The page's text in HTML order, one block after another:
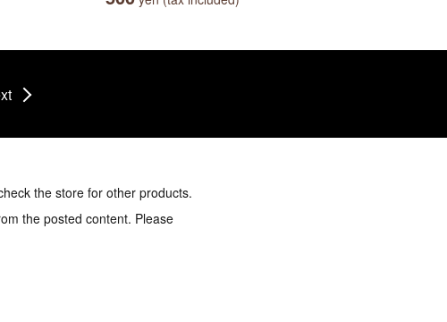
the store for other products.
the posted content. Please